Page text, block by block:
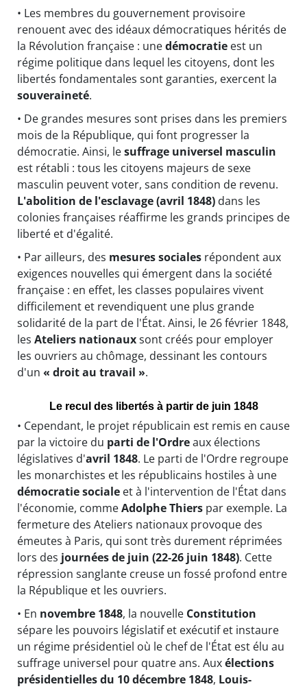
• Les membres du gouvernement provisoire
renouent avec des idéaux démocratiques hérités de
la Révolution française : unedémocratie est un
régime politique dans lequel les citoyens, dont les
libertés fondamentales sont garanties, exercent la
souveraineté.
• De grandes mesures sont prises dans les premiers
mois de la République, qui font progresser la
démocratie. Ainsi, lesuffrage universel masculin
est rétabli : tous les citoyens majeurs de sexe
masculin peuvent voter, sans condition de revenu.
L'abolition de l'esclavage (avril 1848) dans les
colonies françaises réaffirme les grands principes de
liberté et d'égalité.
• Par ailleurs, des mesures sociales répondent aux
exigences nouvelles qui émergent dans la société
française : en effet, les classes populaires vivent
difficilement et revendiquent une plus grande
solidarité de la part de l'État. Ainsi, le 26 février 1848,
les Ateliers nationauxsont créés pour employer
les ouvriers au chômage, dessinant les contours
d'un « droit au travail ».
Le recul des libertés à partir de juin 1848
• Cependant, le projet républicain est remis en cause
par la victoire du parti de l'Ordreaux élections
législatives d'avril 1848. Le parti de l'Ordre regroupe
les monarchistes et les républicains hostiles à une
démocratie sociale et à l'intervention de l'État dans
l'économie, commeAdolphe Thiers par exemple. La
fermeture des Ateliers nationaux provoque des
émeutes à Paris, qui sont très durement réprimées
lors des journées de juin (22-26 juin 1848). Cette
répression sanglante creuse un fossé profond entre
la République et les ouvriers.
• En novembre 1848, la nouvelle Constitution
sépare les pouvoirs législatif et exécutif et instaure
un régime présidentiel où le chef de l'État est élu au
suffrage universel pour quatre ans. Auxélections
présidentielles du 10 décembre 1848, Louis-